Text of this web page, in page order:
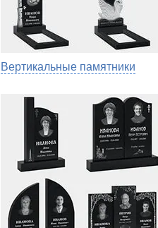
Вертикальные памятники